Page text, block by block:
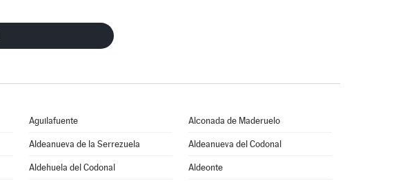
Aguilafuente Alconada de Maderuelo
Aldeanueva de la Serrezuela Aldeanueva del Codonal
Aldehuela del Codonal Aldeonte